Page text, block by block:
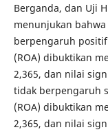
Berganda, dan Uji
menunjukan
berpengaruh
(ROA) dibuktikan
2,365, dan nilai
tidak berpengaruh
(ROA) dibuktikan
2,365, dan nilai